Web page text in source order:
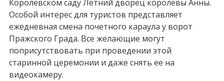
Королевском саду Летний дворец королевы Анны.
Особой интерес для туристов представляет
ежедневная смена почетного караула у ворот
Пражского Града. Все желающие могут
поприсутствовать при проведении этой
старинной церемонии и даже снять ее на
видеокамеру.